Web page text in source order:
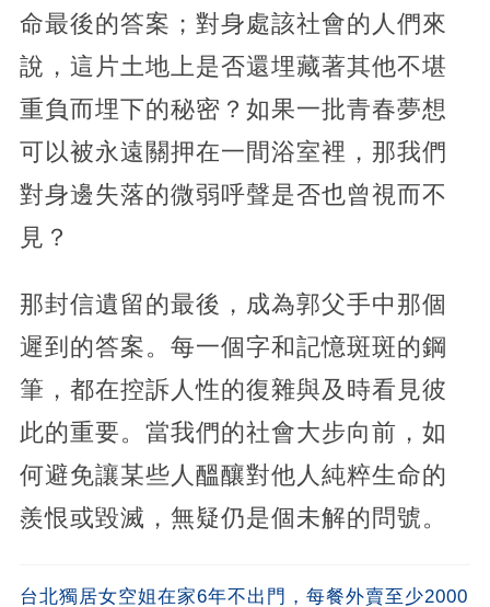
命最後的答案；對身處該社會的人們來
說，這片土地上是否還埋藏著其他不堪
重負而埋下的秘密？如果一批青春夢想
可以被永遠關押在一間浴室裡，那我們
對身邊失落的微弱呼聲是否也曾視而不
見？
那封信遺留的最後，成為郭父手中那個
遲到的答案。每一個字和記憶斑斑的鋼
筆，都在控訴人性的復雜與及時看見彼
此的重要。當我們的社會大步向前，如
何避免讓某些人醞釀對他人純粹生命的
羨恨或毀滅，無疑仍是個未解的問號。
台北獨居女空姐在家6年不出門，每餐外賣至少2000